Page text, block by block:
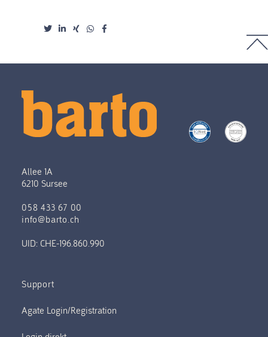
Allee 1A
6210 Sursee
058 433 67 00
info@barto.ch
UID: CHE-196.860.990
Support